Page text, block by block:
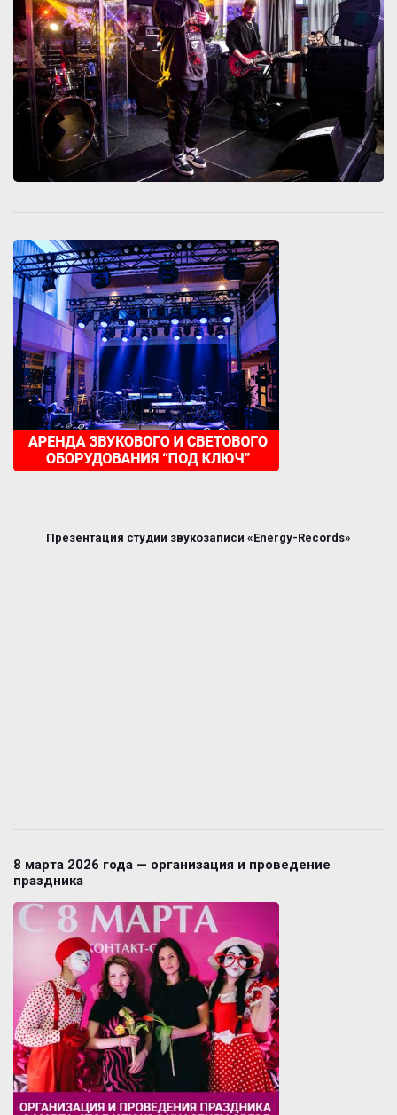
Презентация студии звукозаписи «Energy-Records»
8 марта 2026 года — организация и проведение
праздника